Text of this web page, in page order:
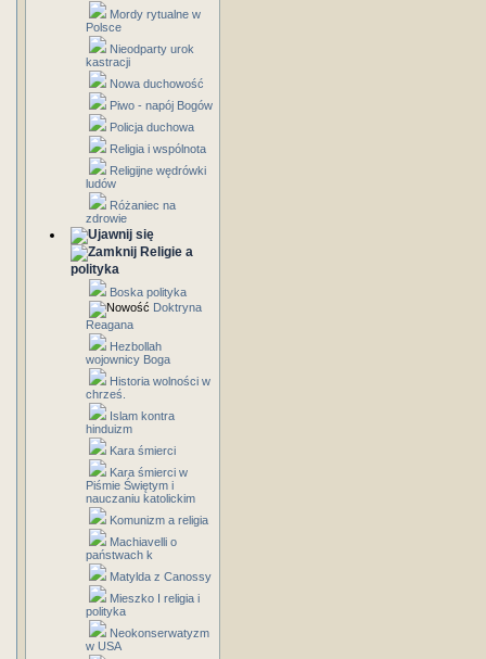
Mordy rytualne w
Polsce
Nieodparty urok
kastracji
Nowa duchowość
Piwo - napój Bogów
Policja duchowa
Religia i wspólnota
Religijne wędrówki
ludów
Różaniec na
zdrowie
Religie a
polityka
Boska polityka
Doktryna
Reagana
Hezbollah
wojownicy Boga
Historia wolności w
chrześ.
Islam kontra
hinduizm
Kara śmierci
Kara śmierci w
Piśmie Świętym i
nauczaniu katolickim
Komunizm a religia
Machiavelli o
państwach k
Matylda z Canossy
Mieszko I religia i
polityka
Neokonserwatyzm
w USA